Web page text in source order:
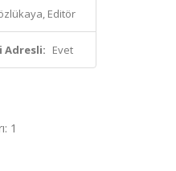
Editör
Adresli: Evet
1